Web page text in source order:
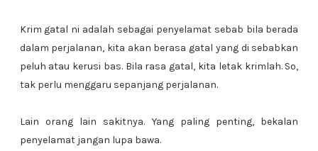
Krim gatal ni adalah sebagai penyelamat sebab bila berada
dalam perjalanan, kita akan berasa gatal yang di sebabkan
peluh atau kerusi bas. Bila rasa gatal, kita letak krimlah. So,
tak perlu menggaru sepanjang perjalanan.
Lain orang lain sakitnya. Yang paling penting, bekalan
penyelamat jangan lupa bawa.